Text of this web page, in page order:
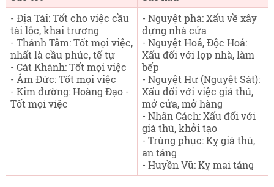
- Địa Tài: Tốt cho việc cầu
tài lộc, khai trương
- Thánh Tâm: Tốt mọi việc,
nhất là cầu phúc, tế tự
- Cát Khánh: Tốt mọi việc
- Âm Đức: Tốt mọi việc
- Kim đường: Hoàng Đạo -
Tốt mọi việc
- Nguyệt phá: Xấu về xây
dựng nhà cửa
- Nguyệt Hoả, Độc Hoả:
Xấu đối với lợp nhà, làm
bếp
- Nguyệt Hư (Nguyệt Sát):
Xấu đối với việc giá thú,
mở cửa, mở hàng
- Nhân Cách: Xấu đối với
giá thú, khởi tạo
- Trùng phục: Kỵ giá thú,
an táng
- Huyền Vũ: Kỵ mai táng